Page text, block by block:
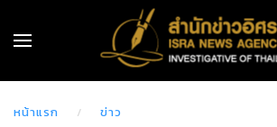
หน้าแรก ข่าว